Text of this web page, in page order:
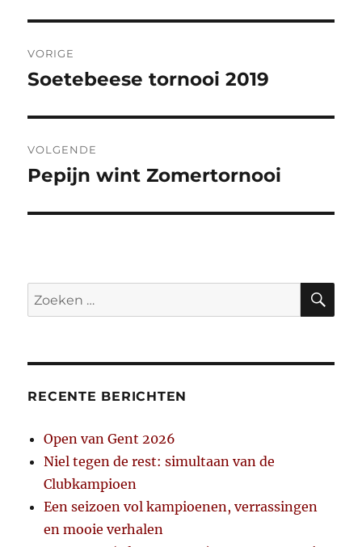
VORIGE
Vorig
Soetebeese tornooi 2019
VOLGENDE
Volgend
Pepijn wint Zomertornooi
Zoeken
naar:
RECENTE BERICHTEN
Open van Gent 2026
Niel tegen de rest: simultaan van de
Clubkampioen
Een seizoen vol kampioenen, verrassingen
en mooie verhalen